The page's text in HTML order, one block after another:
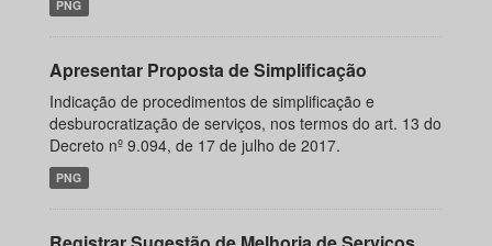
PNG
Apresentar Proposta de Simplificação
Indicação de procedimentos de simplificação e
desburocratização de serviços, nos termos do art. 13 do
Decreto nº 9.094, de 17 de julho de 2017.
PNG